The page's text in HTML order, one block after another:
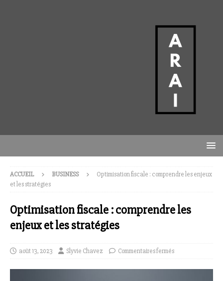
ACCUEIL BUSINESS
Optimisation fiscale : comprendre les enjeux
et les stratégies
Optimisation fiscale : comprendre les
enjeux et les stratégies
août 13, 2023 Slyvie Chavez Commentaires fermés